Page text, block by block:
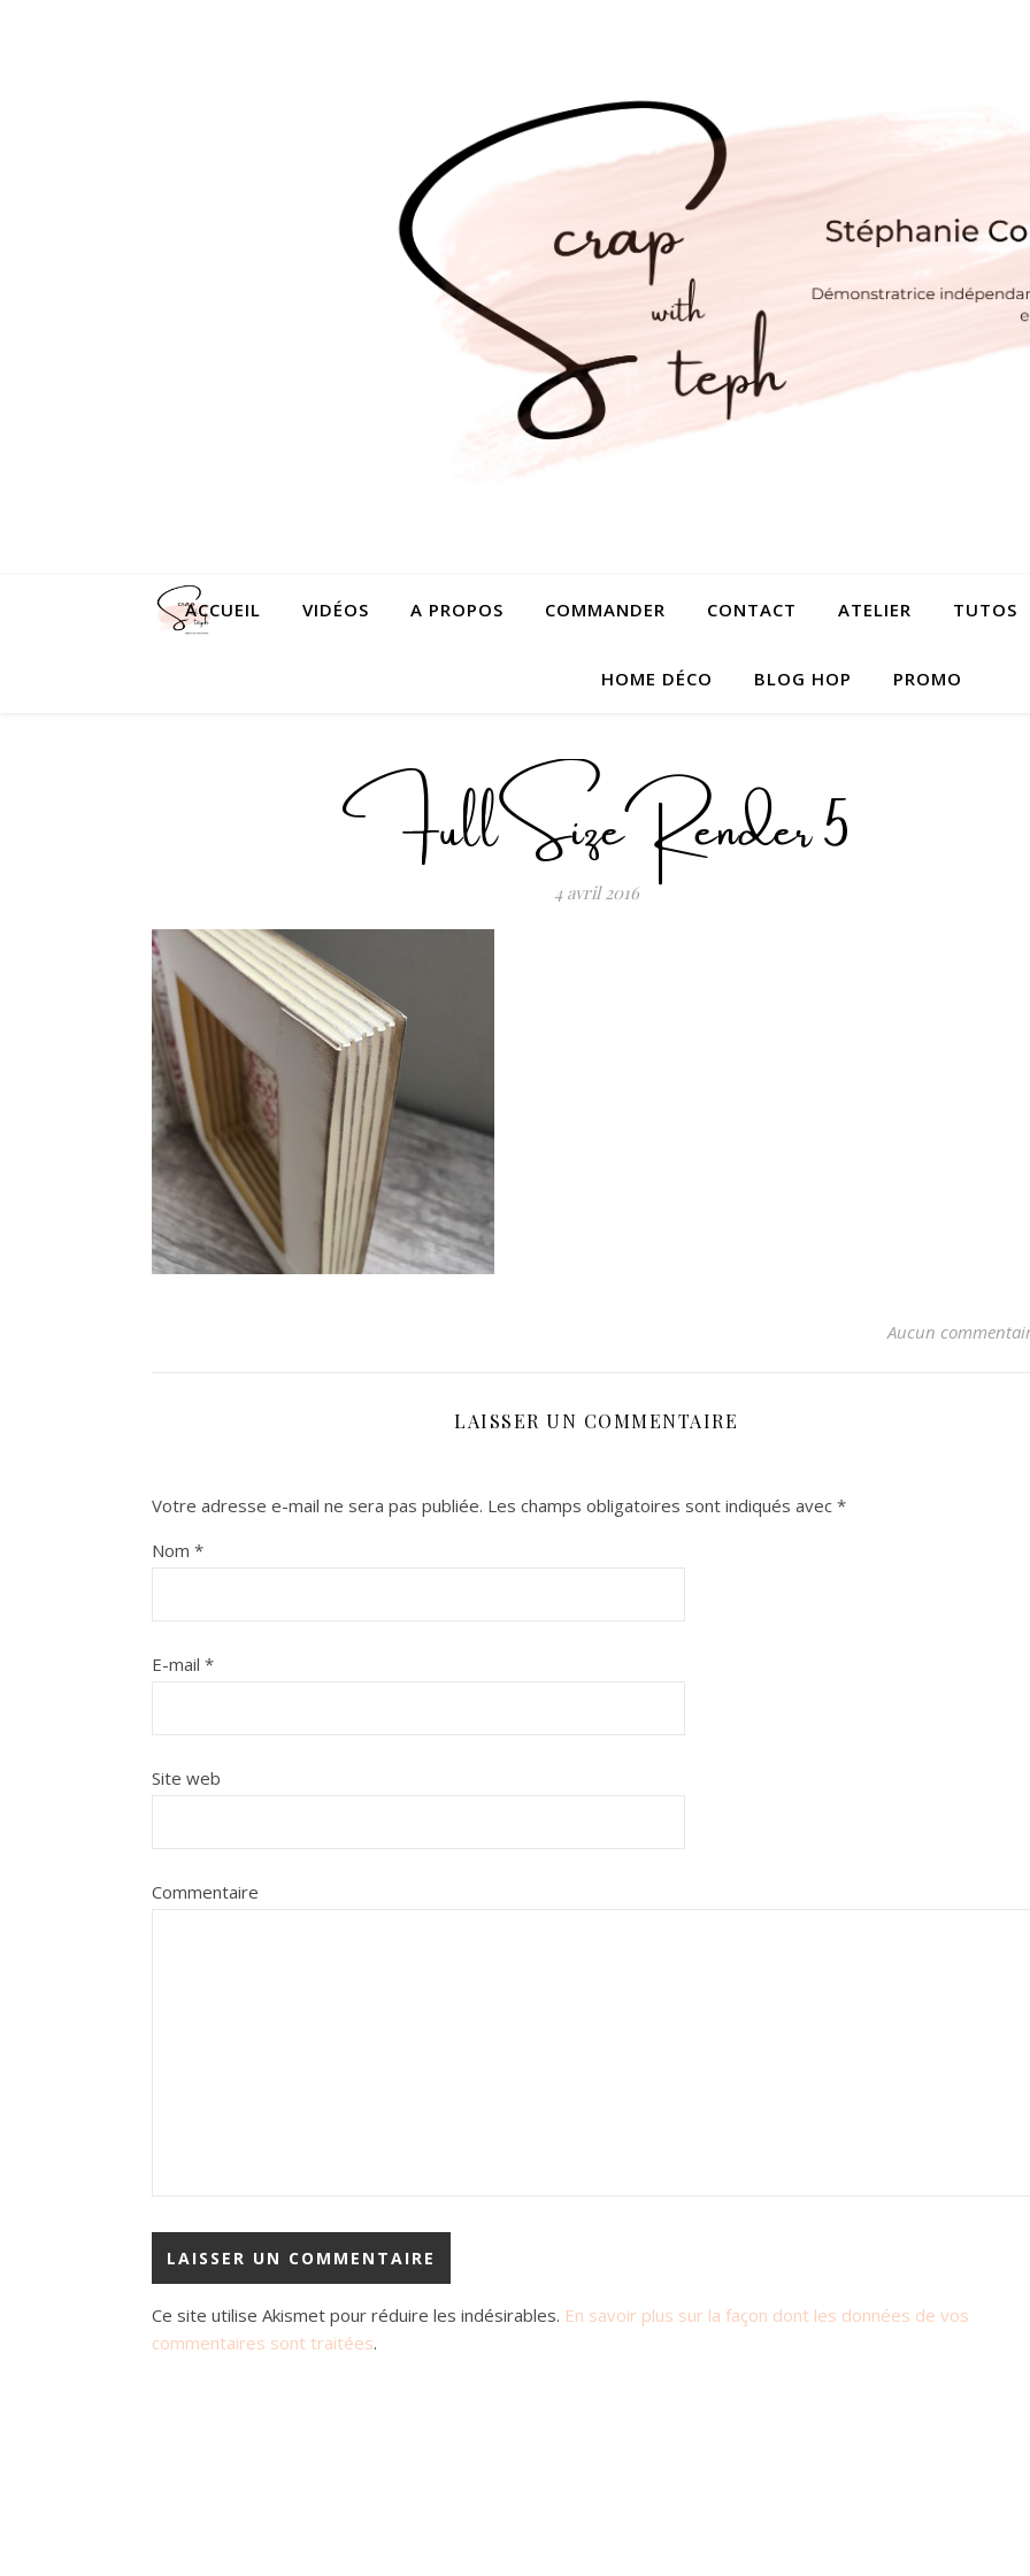
ACCUEIL VIDÉOS A PROPOS COMMANDER CONTACT ATELIER TUTOS
HOME DÉCO BLOG HOP PROMO
FullSizeRender 5
4 avril 2016
Aucun
LAISSER UN COMMENTAIRE
Votre adresse e-mail ne sera pas publiée. Les champs obligatoires sont indiqués avec *
Nom *
E-mail *
Site web
Commentaire
Ce site utilise Akismet pour réduire les indésirables. En savoir plus sur la façon dont les données de vos
commentaires sont traitées.